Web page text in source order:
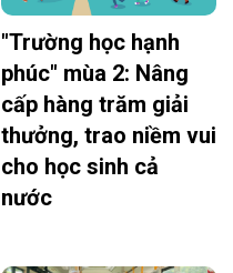
"Trường học hạnh
phúc" mùa 2: Nâng
cấp hàng trăm giải
thưởng, trao niềm vui
cho học sinh cả
nước